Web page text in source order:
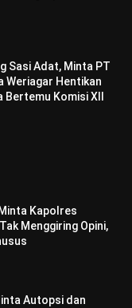
Sasi Adat, Minta PT
Weriagar Hentikan
Komisi XII
Kapolres
Menggiring Opini,
Autopsi dan